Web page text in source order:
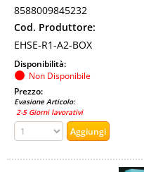
8588009845232
Cod. Produttore:
EHSE-R1-A2-BOX
Disponibilità:
Non Disponibile
Prezzo:
Evasione Articolo:
2-5 Giorni lavorativi